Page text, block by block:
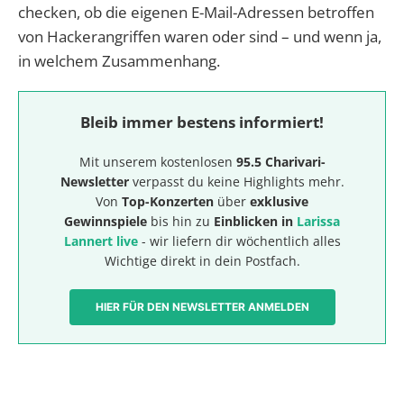
checken, ob die eigenen E-Mail-Adressen betroffen
von Hackerangriffen waren oder sind – und wenn ja,
in welchem Zusammenhang.
Bleib immer bestens informiert!
Mit unserem kostenlosen 95.5 Charivari-
Newsletterverpasst du keine Highlights mehr.
Von Top-Konzerten über exklusive
Gewinnspiele bis hin zu Einblicken in Larissa
Lannert live- wir liefern dir wöchentlich alles
Wichtige direkt in dein Postfach.
HIER FÜR DEN NEWSLETTER ANMELDEN